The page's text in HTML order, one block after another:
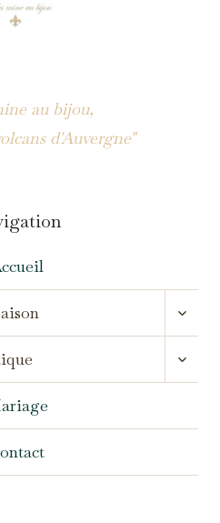
au bijou,
d'Auvergne"
MENU
MENU